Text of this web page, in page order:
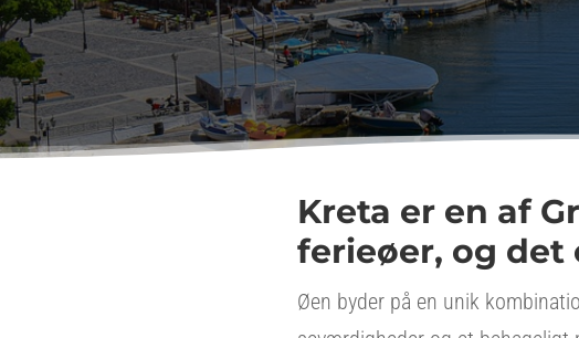
Kreta er en af
ferieøer, og det
Øen byder på en unik